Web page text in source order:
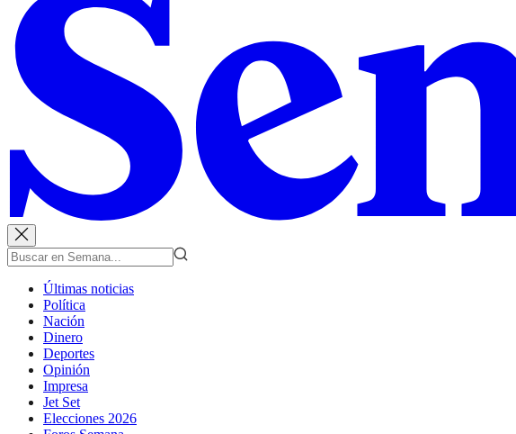
Últimas noticias
Política
Nación
Dinero
Deportes
Opinión
Impresa
Jet Set
Elecciones 2026